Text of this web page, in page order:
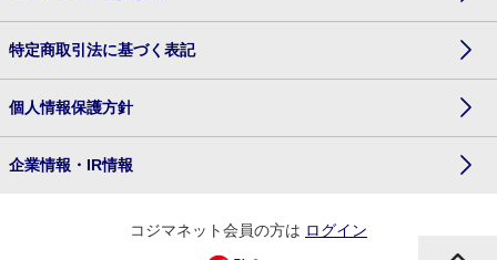
特定商取引法に基づく表記
個人情報保護方針
企業情報・IR情報
コジマネット会員の方は ログイン